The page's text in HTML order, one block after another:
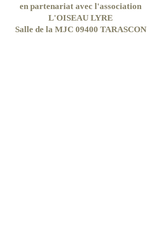
en partenariat avec l'association
L'OISEAU LYRE
Salle de la MJC 09400 TARASCON